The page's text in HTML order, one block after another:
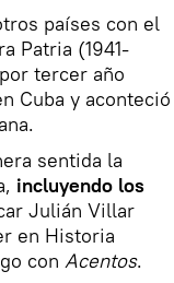
países con el
Patria (1941-
tercer año
Cuba y aconteció
sentida la
incluyendo los
Julián Villar
en Historia
con Acentos.